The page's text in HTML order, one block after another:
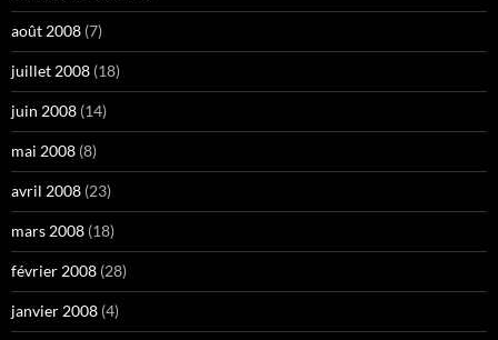
août 2008 (7)
juillet 2008 (18)
juin 2008 (14)
mai 2008 (8)
avril 2008 (23)
mars 2008 (18)
février 2008 (28)
janvier 2008 (4)